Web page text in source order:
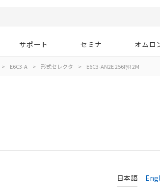
サポート セミナ オムロ
> E6C3-A > 形式セレクタ > E6C3-AN2E 256P/R 2M
日本語